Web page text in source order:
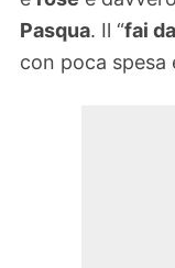
Pasqua. Il “fai
con poca spesa